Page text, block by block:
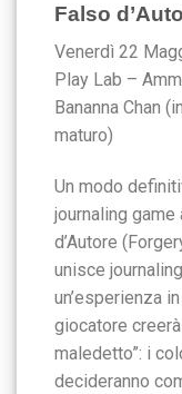
Falso
Venerdì 22
Play Lab –
Bananna Chan
maturo)
Un modo
journaling
d’Autore
unisce
un’esperienza
giocatore
maledetto”: i
decideranno